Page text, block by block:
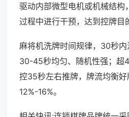
驱动内部微型电机或机械结构
过程中进行干预，达到控牌目
麻将机洗牌时间规律，30秒内
30-45秒均匀、随机性强；超
控35秒左右推牌，牌流均衡
12%-16%。